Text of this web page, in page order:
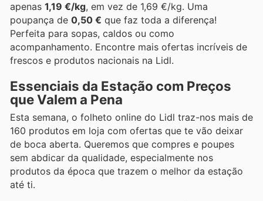
apenas 1,19 €/kg, em vez de 1,69 €/kg. Uma
poupança de 0,50 € que faz toda a diferença!
Perfeita para sopas, caldos ou como
acompanhamento. Encontre mais ofertas incríveis de
frescos e produtos nacionais na Lidl.
Essenciais da Estação com Preços
que Valem a Pena
Esta semana, o folheto online do Lidl traz-nos mais de
160 produtos em loja com ofertas que te vão deixar
de boca aberta. Queremos que compres e poupes
sem abdicar da qualidade, especialmente nos
produtos da época que trazem o melhor da estação
até ti.